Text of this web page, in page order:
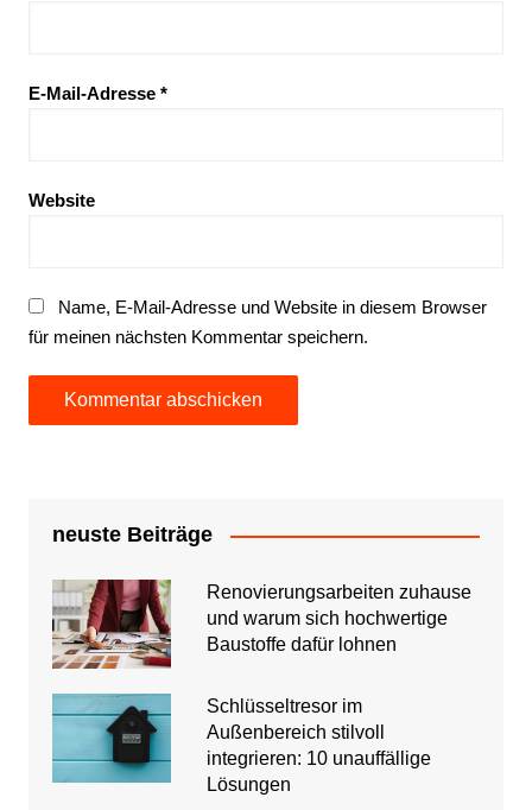
E-Mail-Adresse *
Website
Name, E-Mail-Adresse und Website in diesem Browser
für meinen nächsten Kommentar speichern.
neuste Beiträge
Renovierungsarbeiten zuhause
und warum sich hochwertige
Baustoffe dafür lohnen
Schlüsseltresor im
Außenbereich stilvoll
integrieren: 10 unauffällige
Lösungen